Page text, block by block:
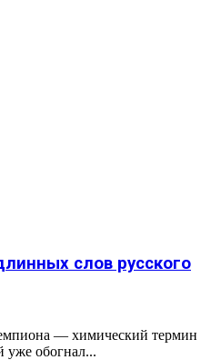
слов русского
— химический термин
уже обогнал...